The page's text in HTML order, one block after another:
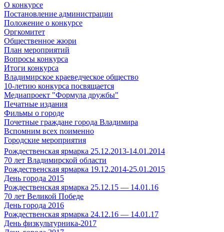
О конкурсе
Постановление администрации
Положение о конкурсе
Оргкомитет
Общественное жюри
План мероприятий
Вопросы конкурса
Итоги конкурса
Владимирское краеведческое общество
10-летию конкурса посвящается
Медиапроект "Формула дружбы"
Печатные издания
Фильмы о городе
Почетные граждане города Владимира
Вспомним всех поименно
Городские мероприятия
Рождественская ярмарка 25.12.2013-14.01.2014
70 лет Владимирской области
Рождественская ярмарка 19.12.2014-25.01.2015
День города 2015
Рождественская ярмарка 25.12.15 — 14.01.16
70 лет Великой Победе
День города 2016
Рождественская ярмарка 24.12.16 — 14.01.17
День физкультурника-2017